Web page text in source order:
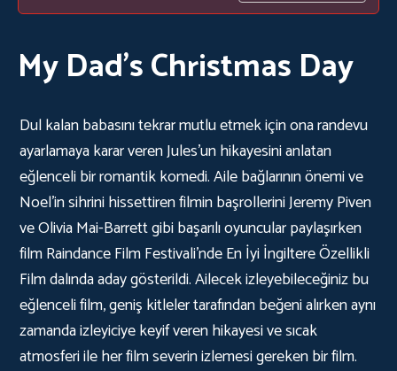
My Dad's Christmas Day
Dul kalan babasını tekrar mutlu etmek için ona randevu
ayarlamaya karar veren Jules'un hikayesini anlatan
eğlenceli bir romantik komedi. Aile bağlarının önemi ve
Noel'in sihrini hissettiren filmin başrollerini Jeremy Piven
ve Olivia Mai-Barrett gibi başarılı oyuncular paylaşırken
film Raindance Film Festivali'nde En İyi İngiltere Özellikli
Film dalında aday gösterildi. Ailecek izleyebileceğiniz bu
eğlenceli film, geniş kitleler tarafından beğeni alırken aynı
zamanda izleyiciye keyif veren hikayesi ve sıcak
atmosferi ile her film severin izlemesi gereken bir film.